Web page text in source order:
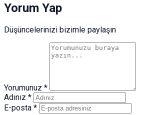
Yorum Yap
Düşüncelerinizi bizimle paylaşın
Yorumunuz *
Adınız *
E-posta *